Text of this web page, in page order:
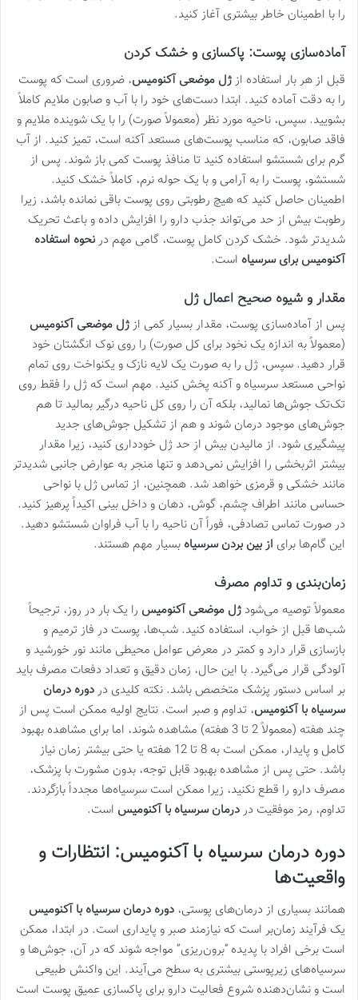
را با اطمینان خاطر بیشتری آغاز کنید.
آماده‌سازی پوست: پاکسازی و خشک کردن
قبل از هر بار استفاده از ژل موضعی آکنومیس، ضروری است که پوست
را به دقت آماده کنید. ابتدا دست‌های خود را با آب و صابون ملایم کاملاً
بشویید. سپس، ناحیه مورد نظر (معمولاً صورت) را با یک شوینده ملایم و
فاقد صابون، که مناسب پوست‌های مستعد آکنه است، تمیز کنید. از آب
گرم برای شستشو استفاده کنید تا منافذ پوست کمی باز شوند. پس از
شستشو، پوست را به آرامی و با یک حوله نرم، کاملاً خشک کنید.
اطمینان حاصل کنید که هیچ رطوبتی روی پوست باقی نمانده باشد، زیرا
رطوبت بیش از حد می‌تواند جذب دارو را افزایش داده و باعث تحریک
شدیدتر شود. خشک کردن کامل پوست، گامی مهم در نحوه استفاده
آکنومیس برای سرسیاه است.
مقدار و شیوه صحیح اعمال ژل
پس از آماده‌سازی پوست، مقدار بسیار کمی ازژل موضعی آکنومیس
(معمولاً به اندازه یک نخود برای کل صورت) را روی نوک انگشتان خود
قرار دهید. سپس، ژل را به صورت یک لایه نازک و یکنواخت روی تمام
نواحی مستعد سرسیاه و آکنه پخش کنید. مهم است که ژل را فقط روی
تک‌تک جوش‌ها نمالید، بلکه آن را روی کل ناحیه درگیر بمالید تا هم
جوش‌های موجود درمان شوند و هم از تشکیل جوش‌های جدید
پیشگیری شود. از مالیدن بیش از حد ژل خودداری کنید، زیرا مقدار
بیشتر اثربخشی را افزایش نمی‌دهد و تنها منجر به عوارض جانبی شدیدتر
مانند خشکی و قرمزی خواهد شد. همچنین، از تماس ژل با نواحی
حساس مانند اطراف چشم، گوش، دهان و داخل بینی اکیداً پرهیز کنید.
در صورت تماس تصادفی، فوراً آن ناحیه را با آب فراوان شستشو دهید.
این گام‌ها برای از بین بردن سرسیاه بسیار مهم هستند.
زمان‌بندی و تداوم مصرف
معمولاً توصیه می‌شود ژل موضعی آکنومیس را یک بار در روز، ترجیحاً
شب‌ها قبل از خواب، استفاده کنید. شب‌ها، پوست در فاز ترمیم و
بازسازی قرار دارد و کمتر در معرض عوامل محیطی مانند نور خورشید و
آلودگی قرار می‌گیرد. با این حال، زمان دقیق و تعداد دفعات مصرف باید
بر اساس دستور پزشک متخصص باشد. نکته کلیدی در دوره درمان
سرسیاه با آکنومیس، تداوم و صبر است. نتایج اولیه ممکن است پس از
چند هفته (معمولاً 2 تا 3 هفته) مشاهده شوند، اما برای مشاهده بهبود
کامل و پایدار، ممکن است به 8 تا 12 هفته یا حتی بیشتر زمان نیاز
باشد. حتی پس از مشاهده بهبود قابل توجه، بدون مشورت با پزشک،
مصرف دارو را قطع نکنید، زیرا ممکن است سرسیاه‌ها مجدداً بازگردند.
تداوم، رمز موفقیت در درمان سرسیاه با آکنومیس است.
دوره‌ درمان سرسیاه با آکنومیس: انتظارات و
واقعیت‌ها
همانند بسیاری از درمان‌های پوستی، دوره درمان سرسیاه با آکنومیس
یک فرآیند زمان‌بر است که نیازمند صبر و پایداری است. در ابتدا، ممکن
است برخی افراد با پدیده “برون‌ریزی” مواجه شوند که در آن، جوش‌ها و
سرسیاه‌های زیرپوستی بیشتری به سطح می‌آیند. این واکنش طبیعی
است و نشان‌دهنده شروع فعالیت دارو برای پاکسازی عمیق پوست است